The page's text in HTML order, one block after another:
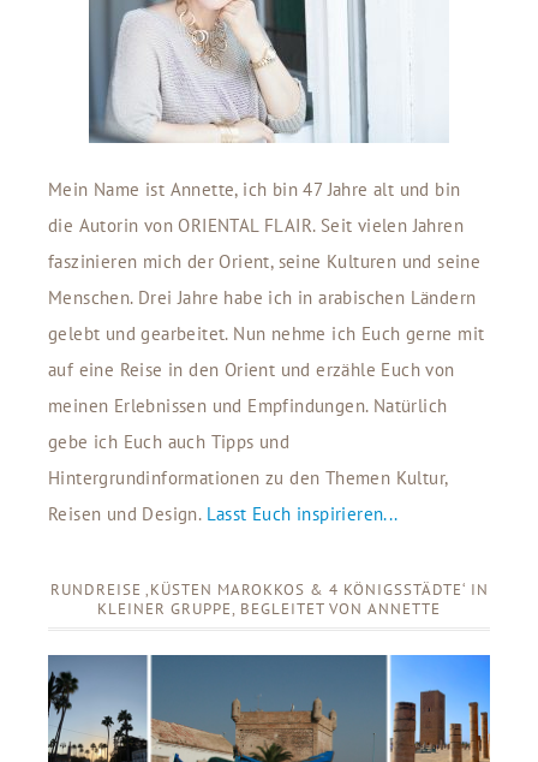
Mein Name ist Annette, ich bin 47 Jahre alt und bin
die Autorin von ORIENTAL FLAIR. Seit vielen Jahren
faszinieren mich der Orient, seine Kulturen und seine
Menschen. Drei Jahre habe ich in arabischen Ländern
gelebt und gearbeitet. Nun nehme ich Euch gerne mit
auf eine Reise in den Orient und erzähle Euch von
meinen Erlebnissen und Empfindungen. Natürlich
gebe ich Euch auch Tipps und
Hintergrundinformationen zu den Themen Kultur,
Reisen und Design. Lasst Euch inspirieren...
RUNDREISE ‚KÜSTEN MAROKKOS & 4 KÖNIGSSTÄDTE‘ IN
KLEINER GRUPPE, BEGLEITET VON ANNETTE